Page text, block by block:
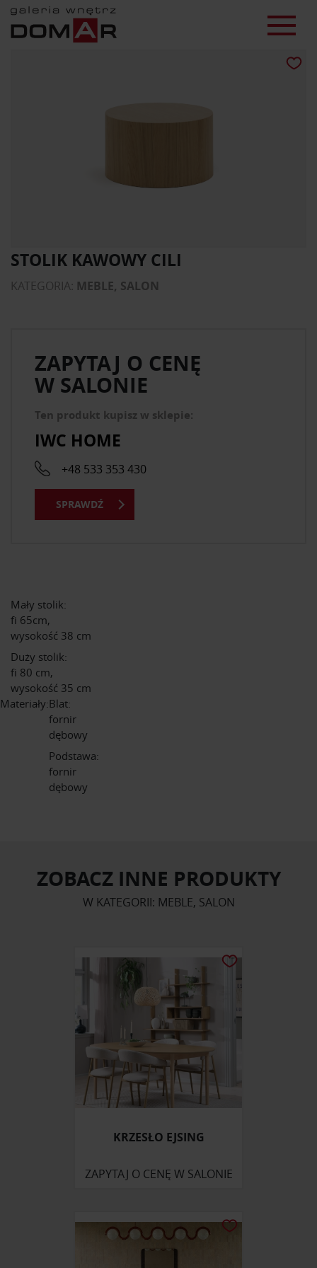
STOLIK KAWOWY CILI
KATEGORIA: MEBLE, SALON
Mały stolik:
fi 65cm,
wysokość 38 cm
Duży stolik:
fi 80 cm,
wysokość 35 cm
Materiały:Blat:
fornir
dębowy
Podstawa:
fornir
dębowy
ZAPYTAJ O CENĘ
W SALONIE
Ten produkt kupisz w sklepie:
IWC HOME
+48 533 353 430
SPRAWDŹ
ZOBACZ INNE PRODUKTY
W KATEGORII: MEBLE, SALON
KRZESŁO EJSING
ZAPYTAJ O CENĘ W SALONIE